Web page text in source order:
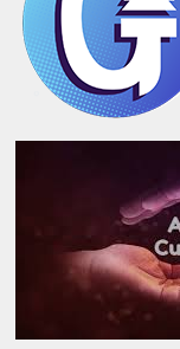
raso,
desinformado
e
maldoso”